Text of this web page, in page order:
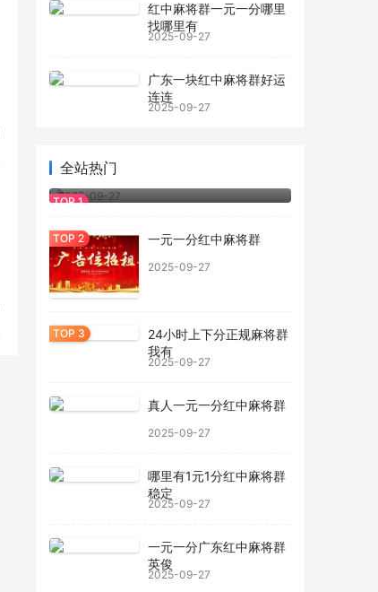
红中麻将群一元一分哪里
找哪里有
2025-09-27
广东一块红中麻将群好运
连连
2025-09-27
全站热门
正规一元一分红中麻将群
2025-09-27
一元一分红中麻将群
2025-09-27
24小时上下分正规麻将群
我有
2025-09-27
真人一元一分红中麻将群
2025-09-27
哪里有1元1分红中麻将群
稳定
2025-09-27
一元一分广东红中麻将群
英俊
2025-09-27